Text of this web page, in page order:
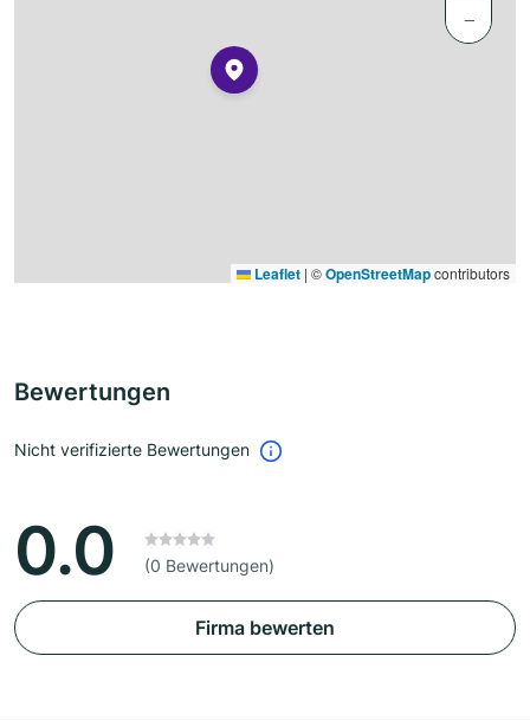
−
Leaflet | ©OpenStreetMapcontributors
Bewertungen
Nicht verifizierte Bewertungen
0.0 (0 Bewertungen)
Firma bewerten